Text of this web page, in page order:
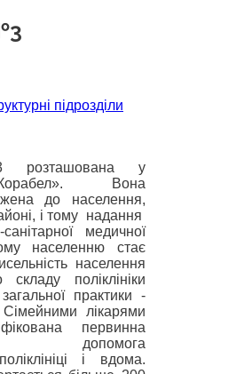
підрозділи
розташована у
Вона
до населення,
і тому надання
санітарної медичної
населенню стає
населення
поліклініки
практики -
лікарями
первинна
допомога
і вдома.